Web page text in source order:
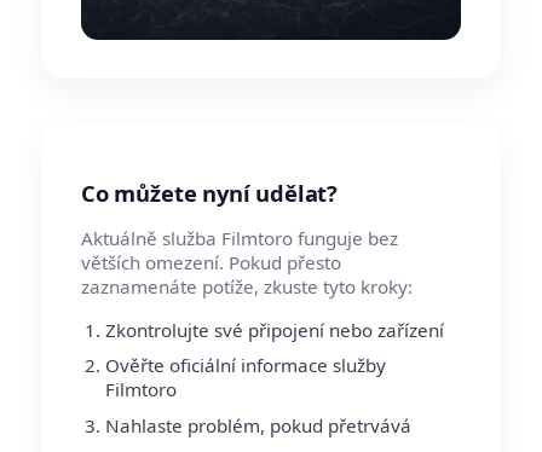
Co můžete nyní udělat?
Aktuálně služba Filmtoro funguje bez
větších omezení. Pokud přesto
zaznamenáte potíže, zkuste tyto kroky:
Zkontrolujte své připojení nebo zařízení
Ověřte oficiální informace služby
Filmtoro
Nahlaste problém, pokud přetrvává